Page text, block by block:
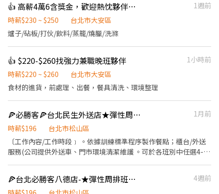
如果看到這裡還有興趣 我們可以聊聊。 希望不要浪費彼此時間 但也
別錯過一個適合自己的地方。
👍 高薪4萬6含獎金，歡迎熱忱夥伴加入廚藝團隊，持續展店中
1週前
時薪$230 ~ $250
台北市大安區
爐子/砧板/打伙/飲料/蒸籠/燒臘/洗滌
👍 $220-$260找強力兼職晚班夥伴
1小時前
時薪$220 ~ $260
台北市大安區
食材的進貨，前處理、出餐，餐具清洗、環境整理
🍕必勝客🍕台北民生外送店★彈性周排班★-196-$240"-另享外送獎金
1月前
時薪$196
台北市松山區
〔工作內容/工作時段﹞ 。依據訓練標準程序製作餐點；櫃台/外送
服務(公司提供外送車、門市環境清潔維護 。可於各班別中任選4-6
薪($2/時 ◆ 值班津貼：每小時40元(晉升幹部後 ◆ 健檢：任職滿一
🍕台北必勝客八德店-★彈性周排班★-"$196-240"-另享外送獎金
4週前